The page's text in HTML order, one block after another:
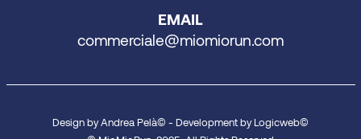
EMAIL
commerciale@miomiorun.com
Design by Andrea Pelà© - Development byLogicweb©